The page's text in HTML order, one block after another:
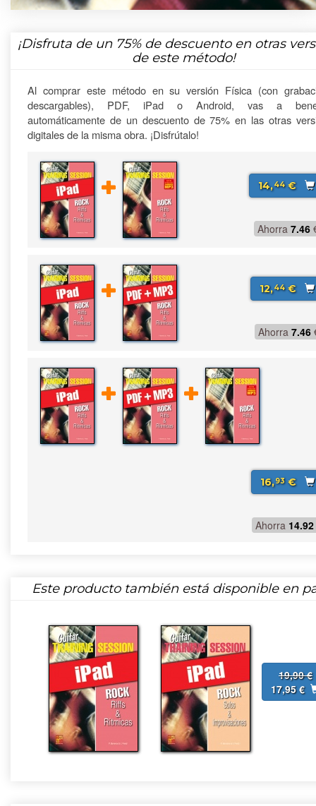
¡Disfruta de un 75%de descuento en otras
de este método!
Al comprar este método en su versión Física (con
descargables), PDF, iPad o Android, vas a
automáticamente de un descuento de 75% en las otras
digitales de la misma obra. ¡Disfrútalo!
14,44€
Ahorra 7.46
12,44€
Ahorra 7.46
16,93€
Ahorra 14.92
Este producto también está disponible en
19,90 €
17,95 €